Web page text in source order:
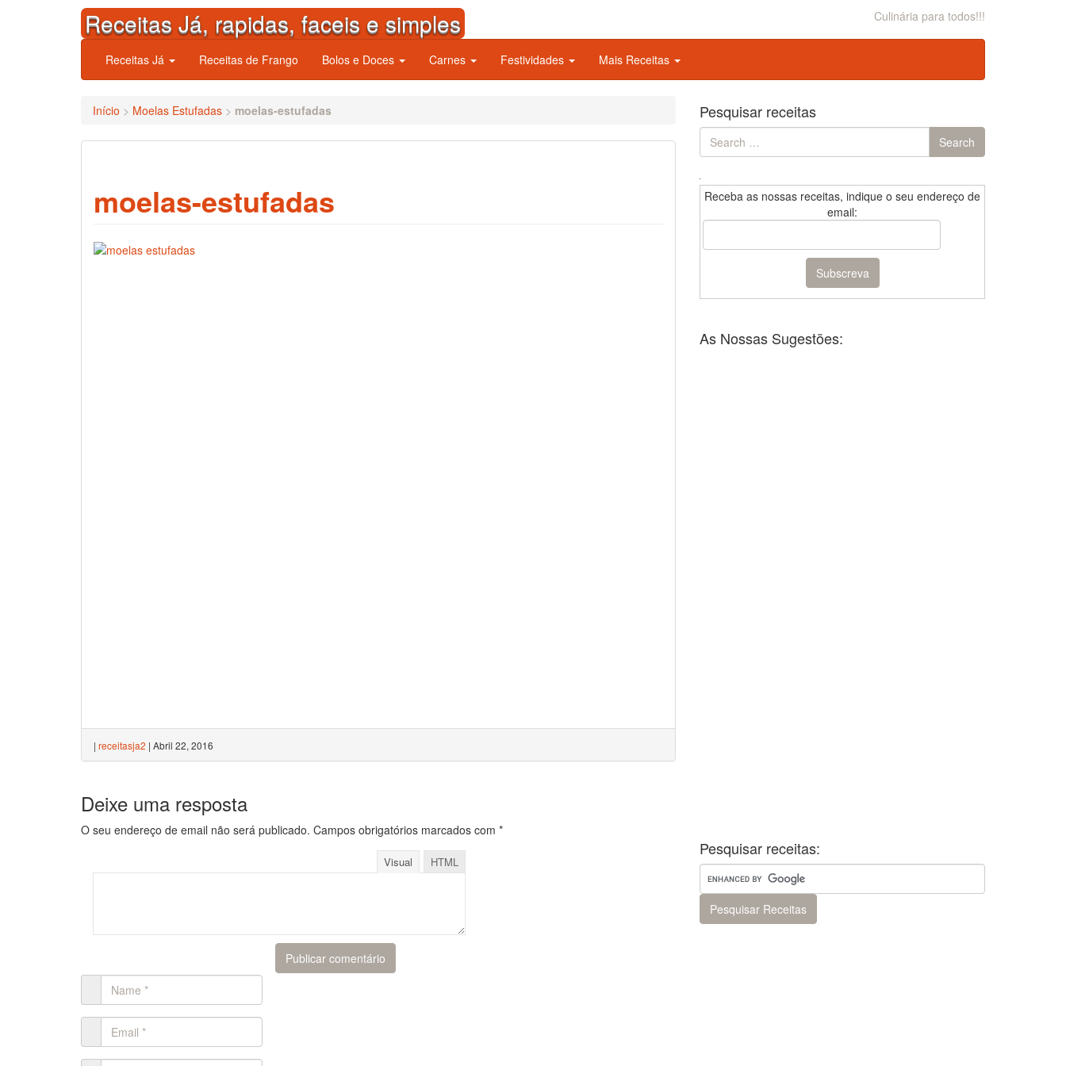
Receitas Já, rapidas, faceis e simples Culinária para todos!!!
Receitas Já Receitas de Frango Bolos e Doces Carnes Festividades Mais Receitas
Início > Moelas Estufadas > moelas-estufadas
moelas-estufadas
| receitasja2 | Abril 22, 2016
Deixe uma resposta
O seu endereço de email não será publicado. Campos obrigatórios marcados com *
Visual HTML
Pesquisar receitas
Search
for:
Search
Receba as nossas receitas, indique o seu endereço de
email:
As Nossas Sugestões:
Pesquisar receitas: